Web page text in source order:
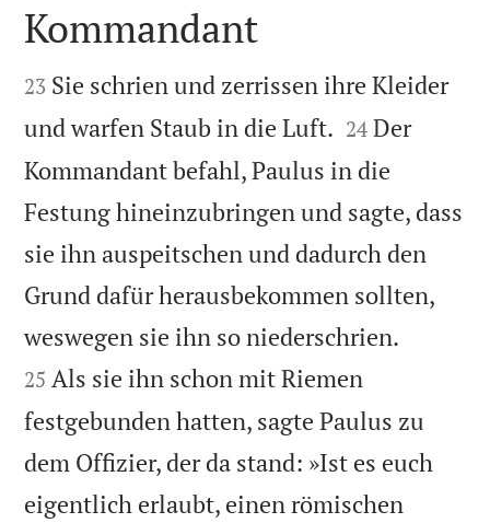

Kommandant

23 Sie schrien und zerrissen ihre Kleider
und warfen Staub in die Luft. 

24 Der
Kommandant befahl, Paulus in die
Festung hineinzubringen und sagte, dass
sie ihn auspeitschen und dadurch den
Grund dafür herausbekommen sollten,
weswegen sie ihn so niederschrien.
25 Als sie ihn schon mit Riemen
festgebunden hatten, sagte Paulus zu
dem Offizier, der da stand: »Ist es euch
eigentlich erlaubt, einen römischen